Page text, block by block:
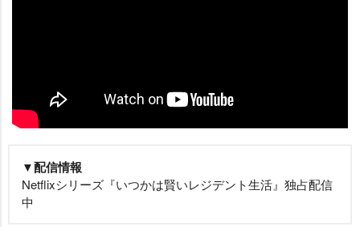
▼配信情報
Netflixシリーズ『いつかは賢いレジデント生活』独占配信
中